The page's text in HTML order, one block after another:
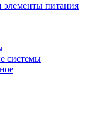
элементы питания
системы